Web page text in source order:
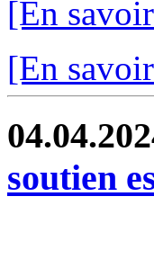
[En
[En
soutien